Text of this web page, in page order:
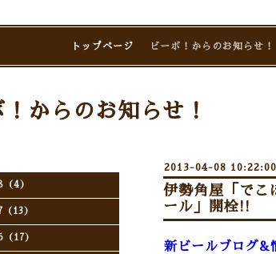
トップページ ビーボ！からのお知らせ！
4）
13）
17）
！からのお知らせ！
2013-04-08 10:22:00
伊勢角屋「でこ
ール」開栓!!
新ビールブログ